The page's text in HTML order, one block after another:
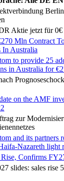
Aktie jetzt für 0€
Mln Contract
In Australia
to provide 25
in Australia for
on the AMF
zur
and its partners
Nazareth light
Rise, Confirms
slides: sales rise